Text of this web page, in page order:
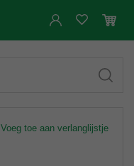
Voeg toe aan verlanglijstje